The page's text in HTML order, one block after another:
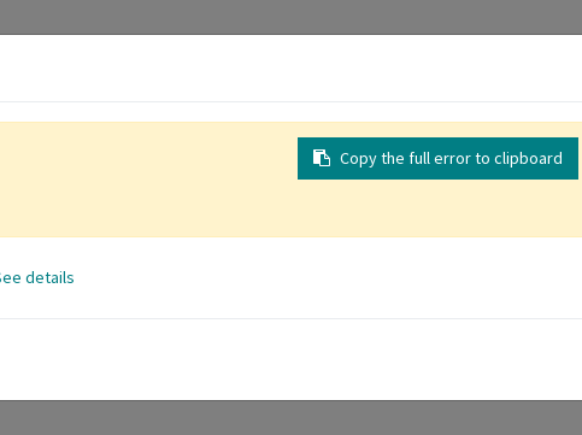
will auto-complete the form. If you don't find your company in our database,
Copy the full error to clipboard
details